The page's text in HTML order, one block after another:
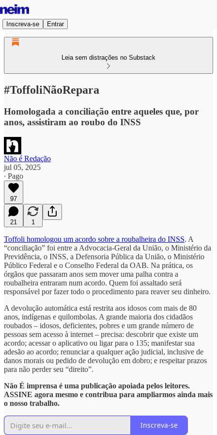
Inscreva-se Entrar
Leia sem distrações no Substack
#ToffoliNãoRepara
Homologada a conciliação entre aqueles que, por
anos, assistiram ao roubo do INSS
Não é Redação
jul 05, 2025
∙ Pago
97
21 1
Toffoli homologou um acordo sobre a roubalheira do INSS. A
“conciliação” foi entre a Advocacia-Geral da União, o Ministério da
Previdência, o INSS, a Defensoria Pública da União, o Ministério
Público Federal e o Conselho Federal da OAB. Na prática, os
órgãos que passaram anos sem mover uma palha contra a
roubalheira entraram num acordo. Quem foi assaltado será
responsável por fazer todo o procedimento para reaver seu dinheiro.
A devolução automática está restrita aos idosos com mais de 80
anos, indígenas e quilombolas. A grande maioria dos cidadãos
roubados – idosos, deficientes, pobres e um grande número de
pessoas sem acesso à internet – precisa: descobrir que existe um
acordo; acessar o aplicativo ou ligar para o 135; manifestar sua
adesão ao acordo; renunciar a qualquer ação judicial, inclusive de
danos morais ou pedido de devolução em dobro; e respeitar prazos
para não perder seu “direito”.
Não É imprensa é uma publicação apoiada pelos leitores.
ASSINE agora mesmo e contribua para ampliarmos ainda mais
o nosso trabalho.
Inscreva-se